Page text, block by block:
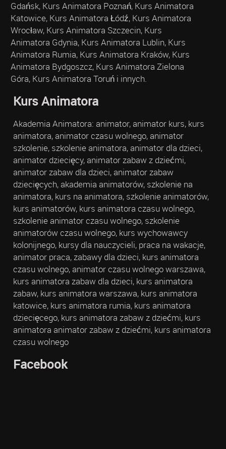
Gdańsk, Kurs Animatora Poznań, Kurs Animatora
Katowice, Kurs Animatora Łódź, Kurs Animatora
Wrocław, Kurs Animatora Szczecin, Kurs
Animatora Gdynia, Kurs Animatora Lublin, Kurs
Animatora Rumia, Kurs Animatora Kraków, Kurs
Animatora Bydgoszcz, Kurs Animatora Zielona
Góra, Kurs Animatora Toruń i innych.
Kurs Animatora
Akademia Animatora: animator, animator kurs, kurs
animatora, animator czasu wolnego, animator
szkolenie, szkolenie animatora, animator dla dzieci,
animator dziecięcy, animator zabaw z dziećmi,
animator zabaw dla dzieci, animator zabaw
dziecięcych, akademia animatorów, szkolenie na
animatora, kurs na animatora, szkolenie animatorów,
kurs animatorów, kurs animatora czasu wolnego,
szkolenie animator czasu wolnego, szkolenie
animatorów czasu wolnego, kurs wychowawcy
kolonijnego, kursy dla nauczycieli, praca na wakacje,
animator praca, zabawy dla dzieci, kurs animatora
czasu wolnego, animator czasu wolnego warszawa,
kurs animatora zabaw dla dzieci, kurs animatora
zabaw, kurs animatora warszawa, kurs animatora
katowice, kurs animatora rumia, kurs animatora
dziecięcego, kurs animatora zabaw z dziećmi, kurs
animatora animator zabaw z dziećmi, kurs animatora
czasu wolnego
Facebook